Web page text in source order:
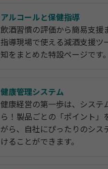
アルコールと保健指導
飲酒習慣の評価から簡易支援
指導現場で使える減酒支援ツ
知をまとめた特設ページです。
健康管理システム
健康経営の第一歩は、システ
ら！製品ごとの「ポイント」
がら、自社にぴったりのシス
けることができます。